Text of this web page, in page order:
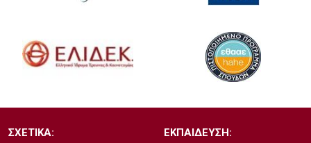
ΣΧΕΤΙΚΑ: ΕΚΠΑΙΔΕΥΣΗ: